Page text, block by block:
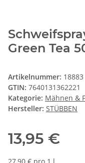
Green Tea
Artikelnummer: 18883
GTIN: 7640131362221
Kategorie: Mähnen &
Hersteller: STÜBBEN
13,95 €